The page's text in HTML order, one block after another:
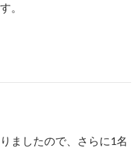
。
ましたので、さらに1名